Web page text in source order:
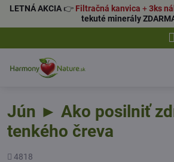
LETNÁ AKCIA👉 Filtračná kanvica +3ks
tekuté minerály
Jún ► Ako posilniť
tenkého čreva
Počet
4818